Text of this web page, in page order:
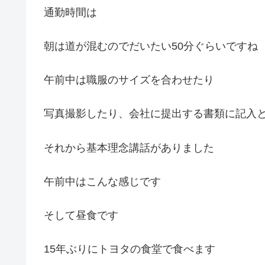
通勤時間は
朝は道が混むのでだいたい50分ぐらいですね
午前中は職服のサイズを合わせたり
写真撮影したり、会社に提出する書類に記入
それから基本理念講話がありました
午前中はこんな感じです
そして昼食です
15年ぶりにトヨタの食堂で食べます